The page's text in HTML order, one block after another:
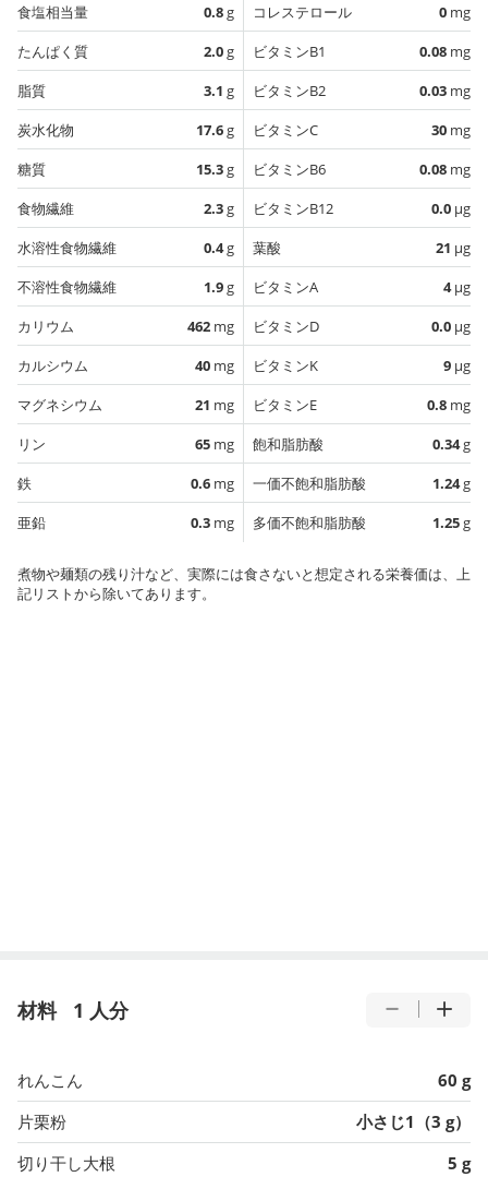
食塩相当量
0.8g
たんぱく質
2.0g
脂質
3.1 g
炭水化物
17.6g
糖質
15.3g
食物繊維
2.3g
水溶性食物繊維
0.4g
不溶性食物繊維
1.9g
カリウム
462 mg
カルシウム
40 mg
マグネシウム
21 mg
リン
65 mg
鉄
0.6 mg
亜鉛
0.3 mg
コレステロール
0 mg
ビタミンB1
0.08 mg
ビタミンB2
0.03 mg
ビタミンC
30 mg
ビタミンB6
0.08 mg
ビタミンB12
0.0 µg
葉酸
21 µg
ビタミンA
4µg
ビタミンD
0.0 µg
ビタミンK
9 µg
ビタミンE
0.8 mg
飽和脂肪酸
0.34g
一価不飽和脂肪酸
1.24g
多価不飽和脂肪酸
1.25g
煮物や麺類の残り汁など、実際には食さないと想定される栄養価は、上
記リストから除いてあります。
材料 1 人分
れんこん
60 g
片栗粉
小さじ1（3 g）
切り干し大根
5 g